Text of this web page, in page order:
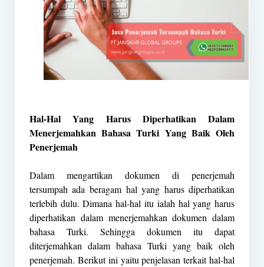
Hal-Hal Yang Harus Diperhatikan Dalam
Menerjemahkan Bahasa Turki Yang Baik Oleh
Penerjemah
Dalam mengartikan dokumen di penerjemah
tersumpah ada beragam hal yang harus diperhatikan
terlebih dulu. Dimana hal-hal itu ialah hal yang harus
diperhatikan dalam menerjemahkan dokumen dalam
bahasa Turki. Sehingga dokumen itu dapat
diterjemahkan dalam bahasa Turki yang baik oleh
penerjemah. Berikut ini yaitu penjelasan terkait hal-hal